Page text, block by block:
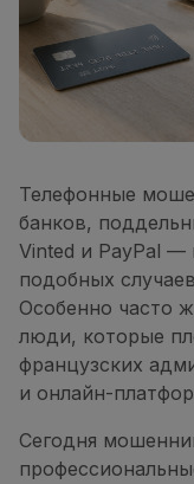
Телефонные
банков,
Vinted и PayPal —
подобных
Особенно часто
люди, которые
французских
и онлайн-
Сегодня